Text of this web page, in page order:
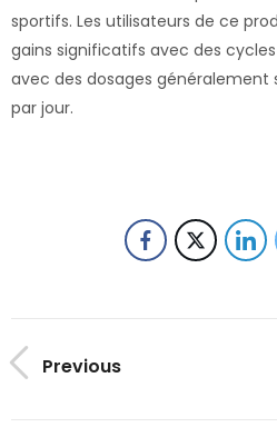
sportifs. Les utilisateurs de ce
gains significatifs avec des
avec des dosages généralement
par jour.
Previous